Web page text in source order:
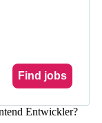
Find jobs
Entwickler?